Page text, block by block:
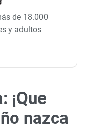
de 18.000
y adultos
¡Que
nazca